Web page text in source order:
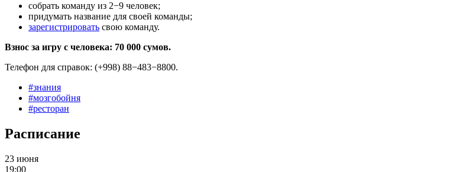
собрать команду из 2−9 человек;
придумать название для своей команды;
зарегистрировать свою команду.
Взнос за игру с человека: 70 000 сумов.
Телефон для справок: (+998) 88−483−8800.
#знания
#мозгобойня
#ресторан
Расписание
23 июня
19:00